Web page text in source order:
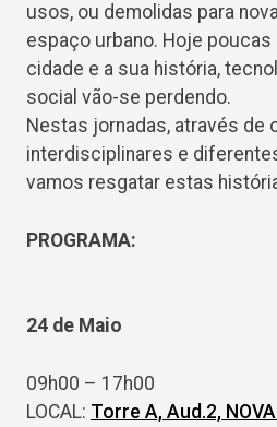
usos, ou demolidas para
espaço urbano. Hoje
cidade e a sua história,
social vão-se perdendo.
Nestas jornadas, através de
interdisciplinares e
vamos resgatar estas
PROGRAMA:
24 de Maio
09h00 – 17h00
LOCAL: Torre A, Aud.2,